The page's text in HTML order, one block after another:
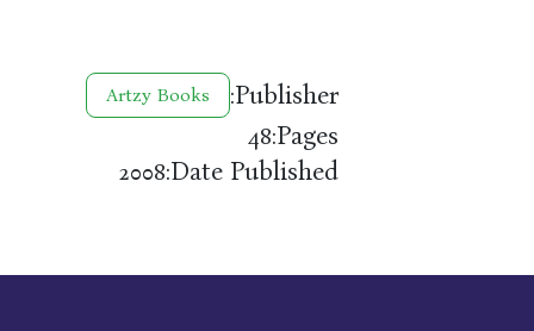
Publisher:
Artzy Books
Pages:
48
Date Published:
2008